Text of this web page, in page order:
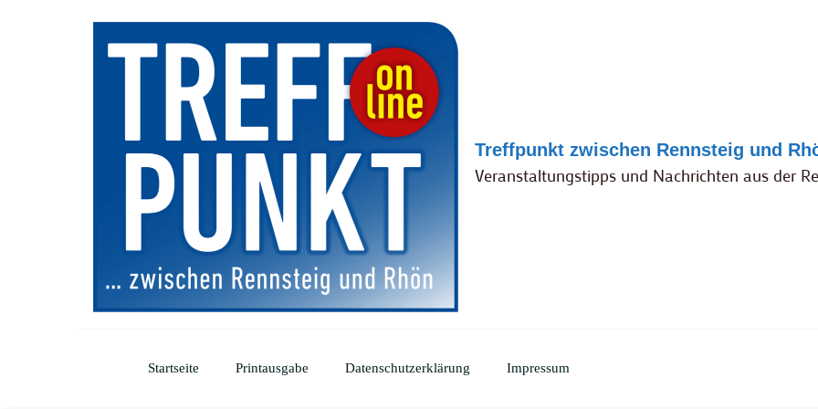
Treffpunkt zwischen Rennsteig und
Veranstaltungstipps und Nachrichten aus der
Startseite Printausgabe Datenschutzerklärung Impressum